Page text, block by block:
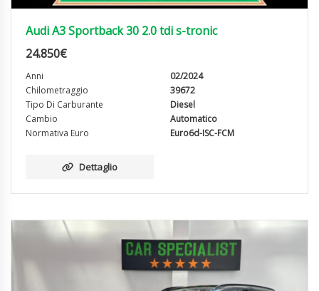
Audi A3 Sportback 30 2.0 tdi s-tronic
24.850€
Anni
02/2024
Chilometraggio
39672
Tipo Di Carburante
Diesel
Cambio
Automatico
Normativa Euro
Euro6d-ISC-FCM
Dettaglio